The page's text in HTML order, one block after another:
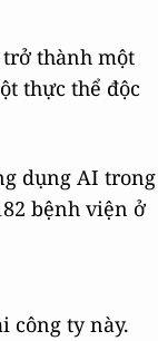
trở thành một
thực thể độc
dụng AI trong
bệnh viện ở
công ty này.